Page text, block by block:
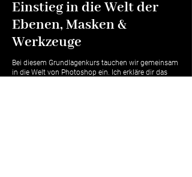
Einstieg in die Welt der
Ebenen, Masken &
Werkzeuge
Bei diesem Grundlagenkurs tauchen wir gemeinsam
in die Welt von Photoshop ein. Ich erkläre dir das